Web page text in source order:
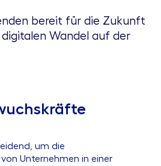
bereit für die Zukunft
Wandel auf der
um die
Unternehmen in einer